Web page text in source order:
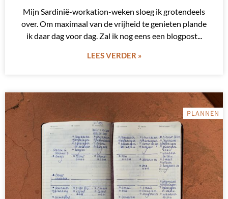
Mijn Sardinië-workation-weken sloeg ik grotendeels
over. Om maximaal van de vrijheid te genieten plande
ik daar dag voor dag. Zal ik nog eens een blogpost
LEES VERDER »
PLANNEN